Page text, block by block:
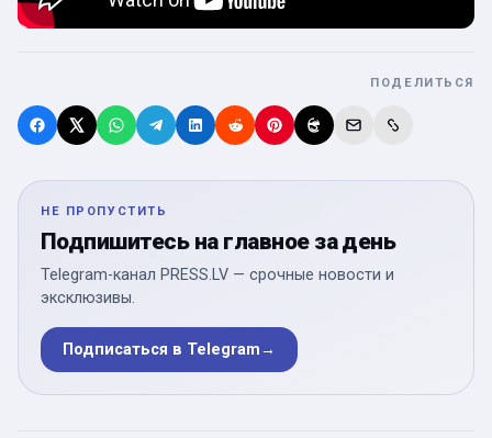
ПОДЕЛИТЬСЯ
НЕ ПРОПУСТИТЬ
Подпишитесь на главное за день
Telegram-канал PRESS.LV — срочные новости и
эксклюзивы.
Подписаться в Telegram→